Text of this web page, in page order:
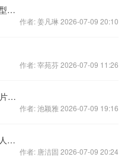
逆水寒手游体型介绍 逆水寒手游体型有哪些选择
作者: 姜凡琳 2026-07-09 20:10
作者: 宰苑芬 2026-07-09 11:26
免费ps软件手机版有哪些 好用的图片修改软件大全推荐
作者: 池颖雅 2026-07-09 19:16
一拳超人世界平民攻略大全 一拳超人世界新手怎么玩
作者: 唐洁固 2026-07-09 20:24